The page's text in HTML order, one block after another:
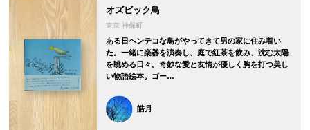
オズビック鳥
東京 神保町
ある日ヘンテコな鳥がやってきて男の家に住み着い
た。一緒に楽器を演奏し、庭で紅茶を飲み、沈む太陽
を眺める日々。奇妙な愛と友情が優しく胸を打つ美し
い物語絵本。ゴー…
皓月